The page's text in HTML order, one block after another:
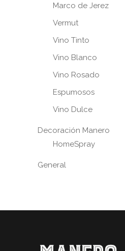
Marco de Jerez
Vermut
Vino Tinto
Vino Blanco
Vino Rosado
Espumosos
Vino Dulce
Decoración Manero
HomeSpray
General